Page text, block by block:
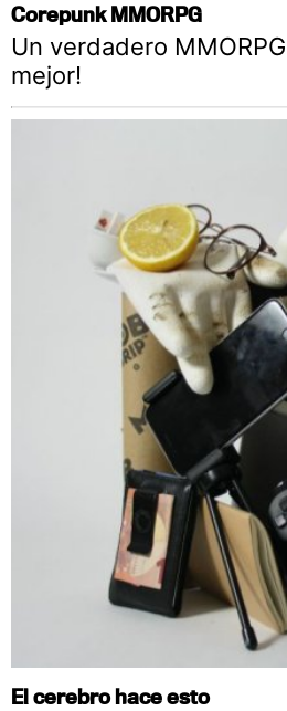
Corepunk MMORPG
Un verdadero
mejor!
El cerebro hace esto